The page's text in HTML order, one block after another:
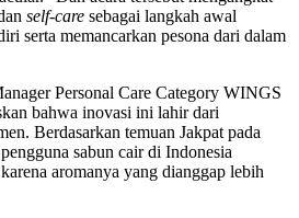
self-care sebagai langkah awal
serta memancarkan pesona dari dalam
Personal Care Category WINGS
bahwa inovasi ini lahir dari
Berdasarkan temuan Jakpat pada
sabun cair di Indonesia
aromanya yang dianggap lebih